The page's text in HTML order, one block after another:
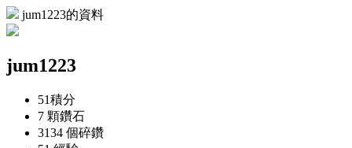
jum1223的資料
jum1223
51積分
7 顆鑽石
3134 個碎鑽